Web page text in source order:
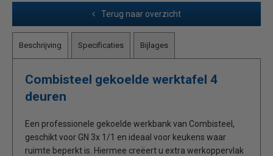
Terug naar overzicht
Beschrijving Specificaties Bijlages
Combisteel gekoelde werktafel 4
deuren
Een professionele gekoelde werkbank van Combisteel,
geschikt voor GN 3x 1/1 en ideaal voor keukens waar
ruimte beperkt is. Hiermee creëert u extra werkoppervlak